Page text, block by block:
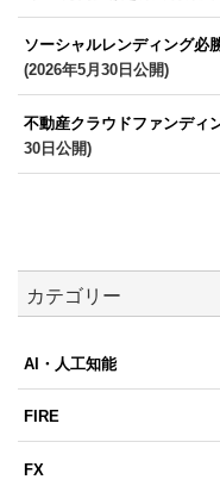
ソーシャルレンディング必
(2026年5月30日公開)
不動産クラウドファンディ
30日公開)
カテゴリー
AI・人工知能
FIRE
FX